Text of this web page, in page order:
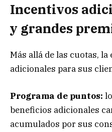
Incentivos
y grandes
Más allá de las cuotas,
adicionales para sus
Programa de puntos:
beneficios adicionales
acumulados por sus